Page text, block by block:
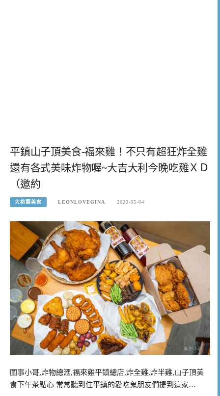
平鎮山子頂美食-福來雞！不只有超狂炸全雞
還有各式美味炸物喔~大吉大利今晚吃雞ＸＤ
（邀約
大桃園美食 LEONLOVEGINA 2023-05-04
圍事小哥,炸物總滙,福來雞平鎮總店,炸全雞,炸半雞,山子頂美
食下午茶點心 常常聽到住平鎮的愛吃鬼朋友們提到這家…